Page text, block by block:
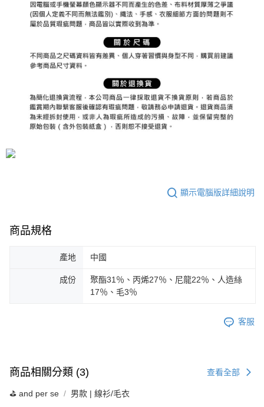
顯示電腦版詳細說明
商品規格
產地 中國
成份
聚酯31％、丙烯27％、尼龍22％、人造絲
17％、毛3％
客服
商品相關分類 (3) 查看全部
⛳️ and per se 男款 | 線衫/毛衣